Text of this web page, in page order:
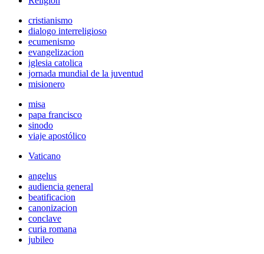
cristianismo
dialogo interreligioso
ecumenismo
evangelizacion
iglesia catolica
jornada mundial de la juventud
misionero
misa
papa francisco
sinodo
viaje apostólico
Vaticano
angelus
audiencia general
beatificacion
canonizacion
conclave
curia romana
jubileo